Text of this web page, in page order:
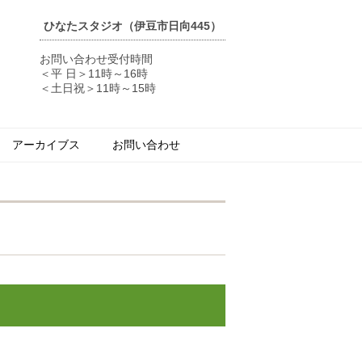
ひなたスタジオ（伊豆市日向445）
お問い合わせ受付時間
＜平 日＞11時～16時
＜土日祝＞11時～15時
アーカイブス お問い合わせ